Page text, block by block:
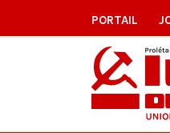
PORTAIL